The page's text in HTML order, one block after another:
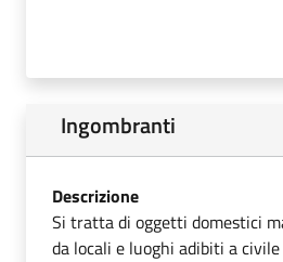
Ingombranti
Descrizione
Si tratta di oggetti domestici
da locali e luoghi adibiti a